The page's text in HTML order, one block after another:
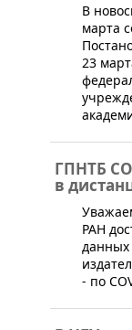
В
марта
23
ГПНТБ
в
РАН
данных
- по